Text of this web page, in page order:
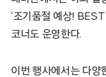
‘조기품절 예상! BEST
코너도 운영한다.
이번 행사에서는 다양